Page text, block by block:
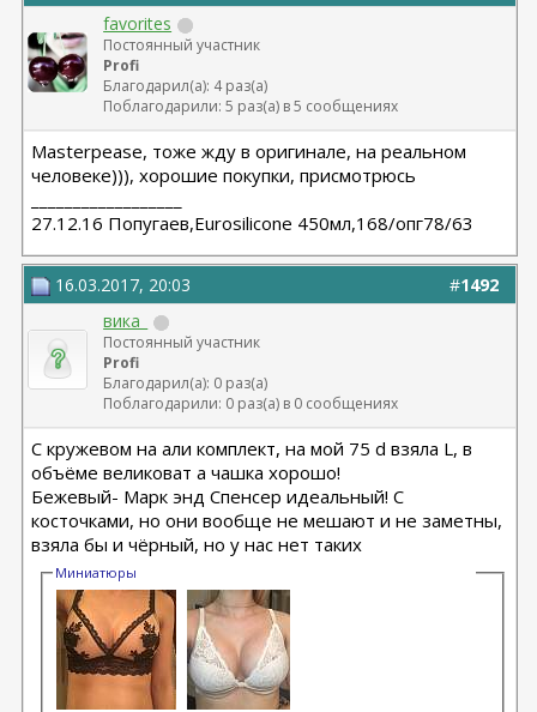
favorites
Постоянный участник
Profi
Благодарил(а): 4 раз(а)
Поблагодарили: 5 раз(а) в 5 сообщениях
Masterpease, тоже жду в оригинале, на реальном
человеке))), хорошие покупки, присмотрюсь
27.12.16 Попугаев,Eurosilicone 450мл,168/опг78/63
#1492
16.03.2017, 20:03
вика_
Постоянный участник
Profi
Благодарил(а): 0 раз(а)
Поблагодарили: 0 раз(а) в 0 сообщениях
С кружевом на али комплект, на мой 75 d взяла L, в
объёме великоват а чашка хорошо!
Бежевый- Марк энд Спенсер идеальный! С
косточками, но они вообще не мешают и не заметны,
взяла бы и чёрный, но у нас нет таких
Миниатюры